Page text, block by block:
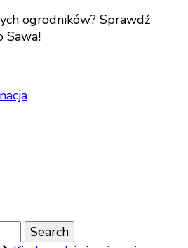
ogrodników? Sprawdź
Sawa!